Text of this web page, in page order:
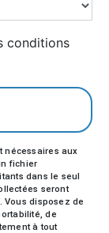
conditions
nécessaires aux
fichier
dans le seul
seront
Vous disposez de
de
à tout